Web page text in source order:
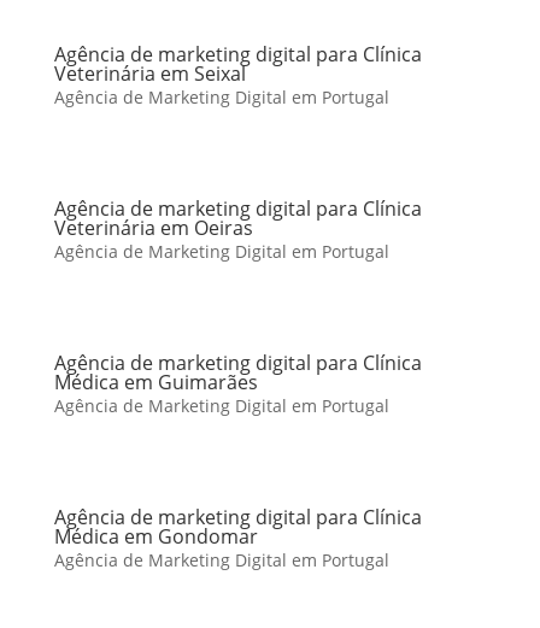
Agência de marketing digital para Clínica
Veterinária em Seixal
Agência de Marketing Digital em Portugal
Agência de marketing digital para Clínica
Veterinária em Oeiras
Agência de Marketing Digital em Portugal
Agência de marketing digital para Clínica
Médica em Guimarães
Agência de Marketing Digital em Portugal
Agência de marketing digital para Clínica
Médica em Gondomar
Agência de Marketing Digital em Portugal